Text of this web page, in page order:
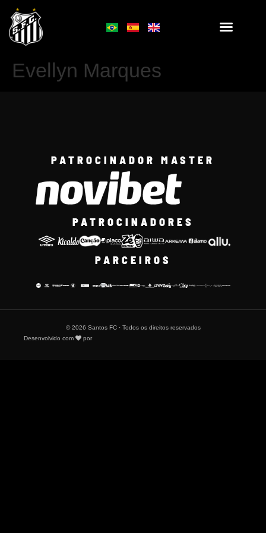
Evellyn Marques
PATROCINADOR MASTER
PATROCINADORES
PARCEIROS
© 2026 Santos FC · Todos os direitos reservados
Desenvolvido com
por